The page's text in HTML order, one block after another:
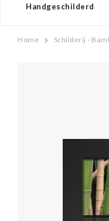
Handgeschilderd
Home Schilderij -